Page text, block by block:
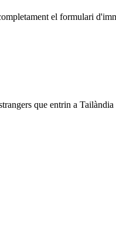
el formulari
que entrin a Tailàndia